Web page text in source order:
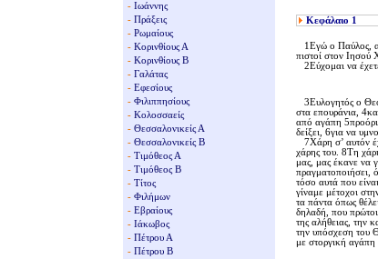
- Ιωάννης
- Πράξεις
- Ρωμαίους
- Κορινθίους Α
- Κορινθίους Β
- Γαλάτας
- Εφεσίους
- Φιλιππησίους
- Κολοσσαείς
- Θεσσαλονικείς Α
- Θεσσαλονικείς Β
- Τιμόθεος Α
- Τιμόθεος Β
- Τίτος
- Φιλήμων
- Εβραίους
- Ιάκωβος
- Πέτρου Α
- Πέτρου Β
Κεφάλαιο 1
1Eγώ ο Παύλος,
πιστοί στον Iησού
2Eύχομαι να
3Eυλογητός ο
στα επουράνια,
από αγάπη
δείξει, 6για να
7Xάρη σ’ αυτόν
χάρης του. 8Tη
μας, μας έκανε να
πραγματοποιήσει,
τόσο αυτά που
γίναμε μέτοχοι
τα πάντα όπως
δηλαδή, που πρώτοι
της αλήθειας, την
την υπόσχεση του
με στοργική αγάπη